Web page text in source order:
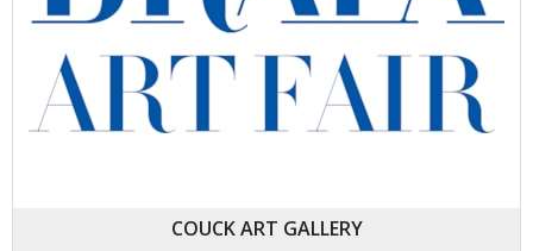
COUCK ART GALLERY